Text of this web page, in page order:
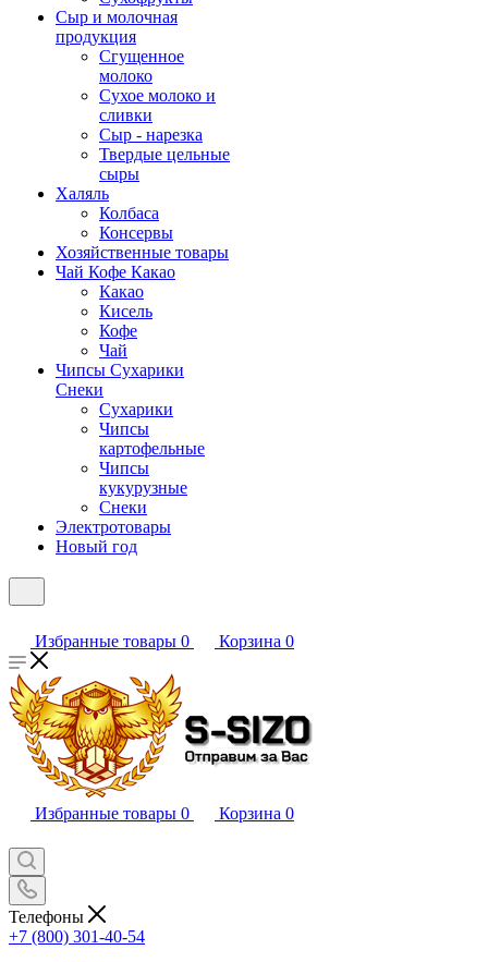
Сыр и молочная
продукция
Сгущенное
молоко
Сухое молоко и
сливки
Сыр - нарезка
Твердые цельные
сыры
Халяль
Колбаса
Консервы
Хозяйственные товары
Чай Кофе Какао
Какао
Кисель
Кофе
Чай
Чипсы Сухарики
Снеки
Сухарики
Чипсы
картофельные
Чипсы
кукурузные
Снеки
Электротовары
Новый год
Избранные товары 0 Корзина 0
Избранные товары 0 Корзина 0
Телефоны
+7 (800) 301-40-54